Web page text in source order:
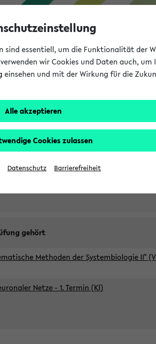
Prüfungen
gehört
Methoden der Systembiologie II"
Netze - 1. Termin (Kl)
sind essentiell, um die Funktionalität der
wir Cookies und Daten auch,
einsehen und mit der Wirkung für die
Alle akzeptieren
Cookies zulassen
Datenschutz Barrierefreiheit